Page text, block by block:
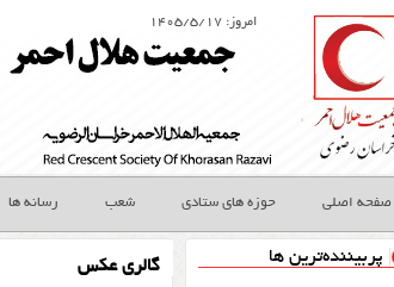
امروز: ۱۴۰۵/۵/۱۷
صفحه اصلی حوزه های ستادی شعب رسانه ها
پربیننده‌ترین ها گالری عکس